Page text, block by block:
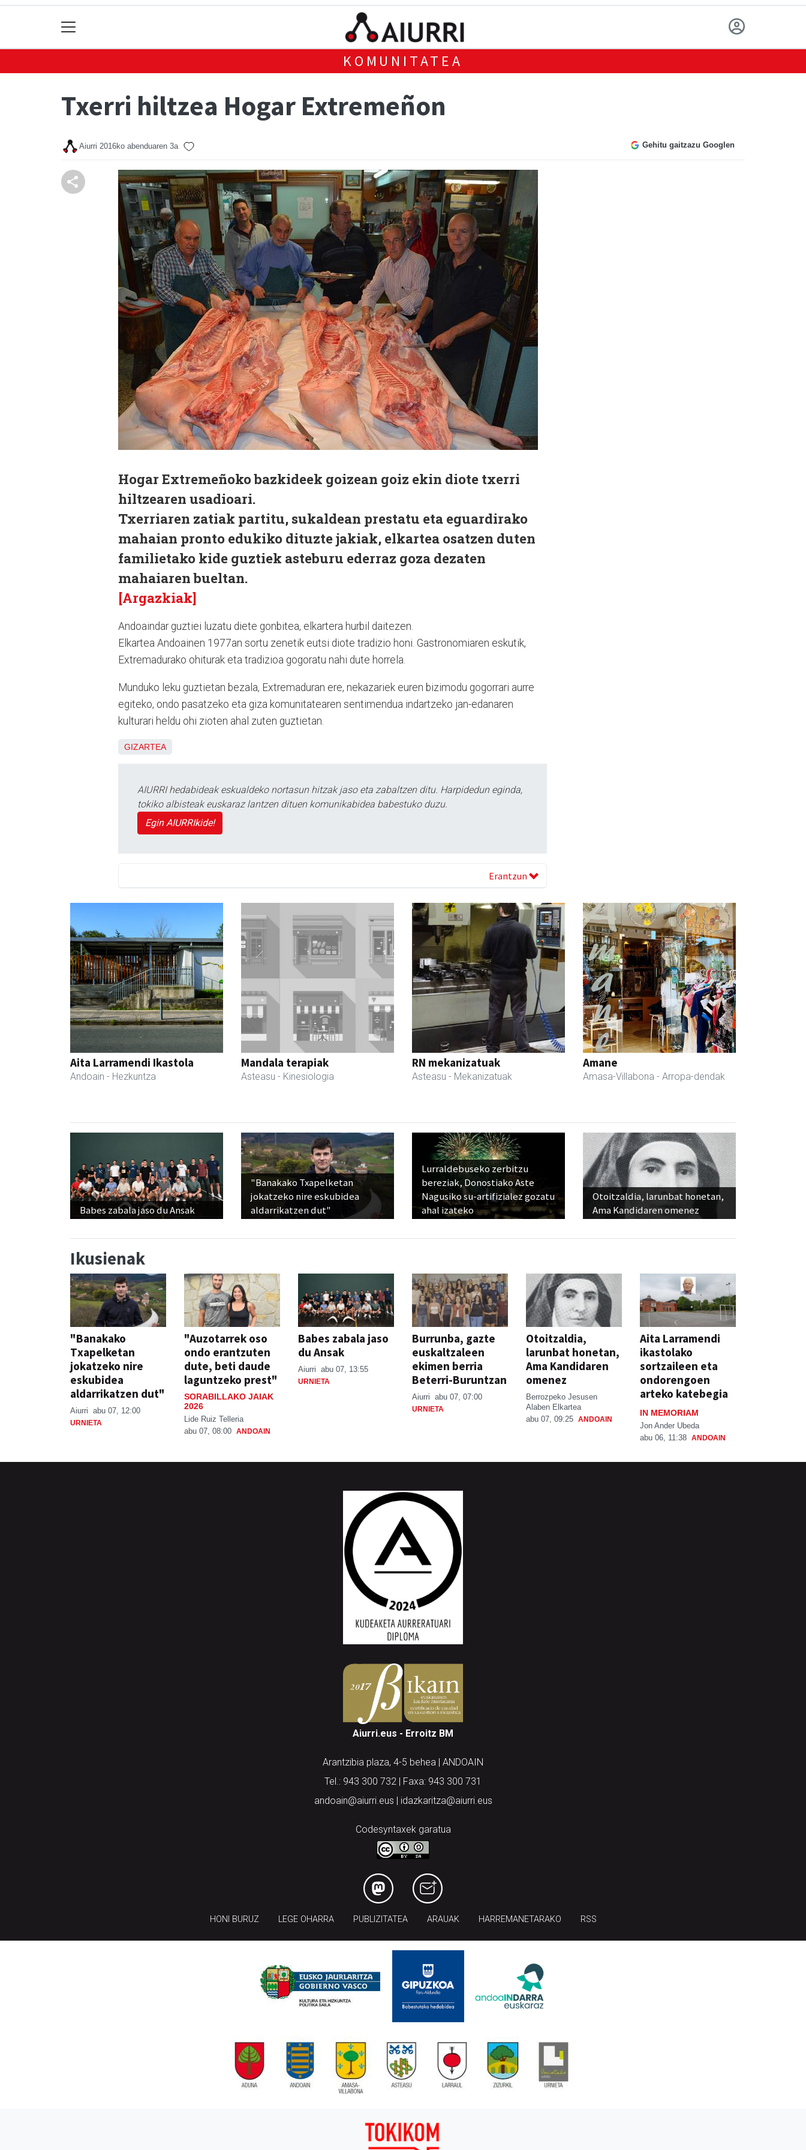
KOMUNITATEA
Txerri hiltzea Hogar Extremeñon
Aiurri 2016ko abenduaren 3a Gehitu gaitzazu Googlen
Hogar Extremeñoko bazkideek goizean goiz ekin diote txerri
hiltzearen usadioari.
Txerriaren zatiak partitu, sukaldean prestatu eta eguardirako
mahaian pronto edukiko dituzte jakiak, elkartea osatzen duten
familietako kide guztiek asteburu ederraz goza dezaten
mahaiaren bueltan.
[Argazkiak]
Andoaindar guztiei luzatu diete gonbitea, elkartera hurbil daitezen.
Elkartea Andoainen 1977an sortu zenetik eutsi diote tradizio honi. Gastronomiaren eskutik,
Extremadurako ohiturak eta tradizioa gogoratu nahi dute horrela.
Munduko leku guztietan bezala, Extremaduran ere, nekazariek euren bizimodu gogorrari aurre
egiteko, ondo pasatzeko eta giza komunitatearen sentimendua indartzeko jan-edanaren
kulturari heldu ohi zioten ahal zuten guztietan.
GIZARTEA
AIURRI hedabideak eskualdeko nortasun hitzak jaso eta zabaltzen ditu. Harpidedun eginda,
tokiko albisteak euskaraz lantzen dituen komunikabidea babestuko duzu.
Egin AIURRIkide!
Erantzun
Aita Larramendi Ikastola
Andoain - Hezkuntza
Mandala terapiak
Asteasu - Kinesiologia
RN mekanizatuak
Asteasu - Mekanizatuak
Amane
Amasa-Villabona - Arropa-dendak
Babes zabala jaso du Ansak
"Banakako Txapelketan
jokatzeko nire eskubidea
aldarrikatzen dut"
Lurraldebuseko zerbitzu
bereziak, Donostiako Aste
Nagusiko su-artifizialez gozatu
ahal izateko
Otoitzaldia, larunbat honetan,
Ama Kandidaren omenez
Ikusienak
"Banakako
Txapelketan
jokatzeko nire
eskubidea
aldarrikatzen dut"
Aiurri abu 07, 12:00
URNIETA
"Auzotarrek oso
ondo erantzuten
dute, beti daude
laguntzeko prest"
SORABILLAKO JAIAK
2026
Lide Ruiz Telleria
abu 07, 08:00 ANDOAIN
Babes zabala jaso
du Ansak
Aiurri abu 07, 13:55
URNIETA
Burrunba, gazte
euskaltzaleen
ekimen berria
Beterri-Buruntzan
Aiurri abu 07, 07:00
URNIETA
Otoitzaldia,
larunbat honetan,
Ama Kandidaren
omenez
Berrozpeko Jesusen
Alaben Elkartea
abu 07, 09:25 ANDOAIN
Aita Larramendi
ikastolako
sortzaileen eta
ondorengoen
arteko katebegia
IN MEMORIAM
Jon Ander Ubeda
abu 06, 11:38 ANDOAIN
Aiurri.eus - Erroitz BM
Arantzibia plaza, 4-5 behea | ANDOAIN
Tel.: 943 300 732 | Faxa: 943 300 731
andoain@aiurri.eus | idazkaritza@aiurri.eus
Codesyntaxek garatua
HONI BURUZ LEGE OHARRA PUBLIZITATEA ARAUAK HARREMANETARAKO RSS